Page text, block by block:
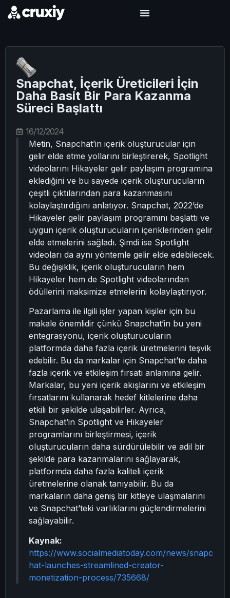
Snapchat, İçerik Üreticileri İçin
Daha Basit Bir Para Kazanma
Süreci Başlattı
16/12/2024
Metin, Snapchat’in içerik oluşturucular için
gelir elde etme yollarını birleştirerek, Spotlight
videolarını Hikayeler gelir paylaşım programına
eklediğini ve bu sayede içerik oluşturucuların
çeşitli çıktılarından para kazanmasını
kolaylaştırdığını anlatıyor. Snapchat, 2022’de
Hikayeler gelir paylaşım programını başlattı ve
uygun içerik oluşturucuların içeriklerinden gelir
elde etmelerini sağladı. Şimdi ise Spotlight
videoları da aynı yöntemle gelir elde edebilecek.
Bu değişiklik, içerik oluşturucuların hem
Hikayeler hem de Spotlight videolarından
ödüllerini maksimize etmelerini kolaylaştırıyor.
Pazarlama ile ilgili işler yapan kişiler için bu
makale önemlidir çünkü Snapchat’in bu yeni
entegrasyonu, içerik oluşturucuların
platformda daha fazla içerik üretmelerini teşvik
edebilir. Bu da markalar için Snapchat’te daha
fazla içerik ve etkileşim fırsatı anlamına gelir.
Markalar, bu yeni içerik akışlarını ve etkileşim
fırsatlarını kullanarak hedef kitlelerine daha
etkili bir şekilde ulaşabilirler. Ayrıca,
Snapchat’in Spotlight ve Hikayeler
programlarını birleştirmesi, içerik
oluşturucuların daha sürdürülebilir ve adil bir
şekilde para kazanmalarını sağlayarak,
platformda daha fazla kaliteli içerik
üretmelerine olanak tanıyabilir. Bu da
markaların daha geniş bir kitleye ulaşmalarını
ve Snapchat’teki varlıklarını güçlendirmelerini
sağlayabilir.
Kaynak:
https://www.socialmediatoday.com/news/snapc
hat-launches-streamlined-creator-
monetization-process/735668/